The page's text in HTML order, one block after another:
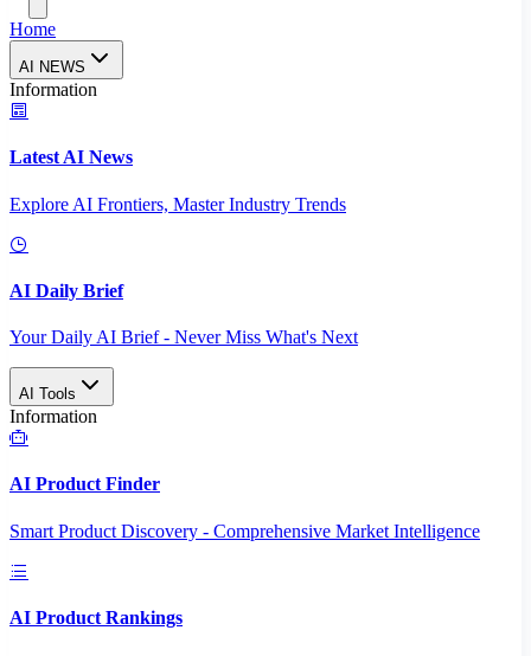
Home
AI NEWS
Information
Latest AI News
Explore AI Frontiers, Master Industry Trends
AI Daily Brief
Your Daily AI Brief - Never Miss What's Next
AI Tools
Information
AI Product Finder
Smart Product Discovery - Comprehensive Market Intelligence
AI Product Rankings